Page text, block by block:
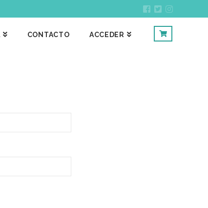
CONTACTO ACCEDER